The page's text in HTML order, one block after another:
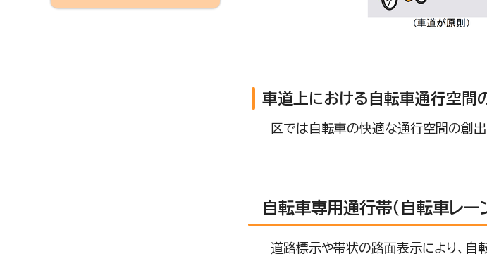
車道上における自転車通行空間
区では自転車の快適な通行空間の創出
自転車専用通行帯（自転車レー
道路標示や帯状の路面表示により、自